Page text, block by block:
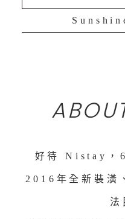
好待 Nistay，
2016年全新裝潢
法